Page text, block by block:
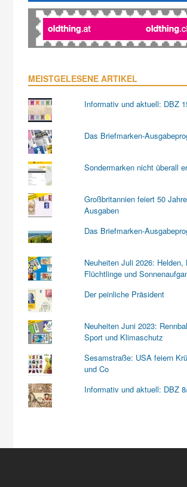
MEISTGELESENE ARTIKEL
Informativ und aktuell: DBZ
Das Briefmarken-
Sondermarken nicht überall
Großbritannien feiert 50
Ausgaben
Das Briefmarken-
Neuheiten Juli 2026: Helden,
Flüchtlinge und
Der peinliche Präsident
Neuheiten Juni 2023:
Sport und Klimaschutz
Sesamstraße: USA feiern
und Co
Informativ und aktuell: DBZ